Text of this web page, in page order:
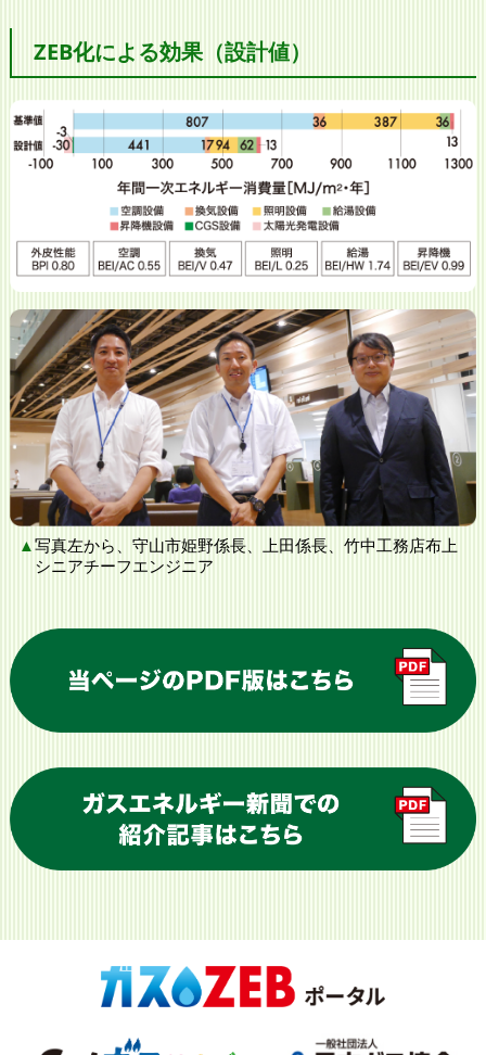
ZEB化による効果（設計値）
▲写真左から、守山市姫野係⻑、上⽥係⻑、竹中工務店布上
シニアチーフエンジニア